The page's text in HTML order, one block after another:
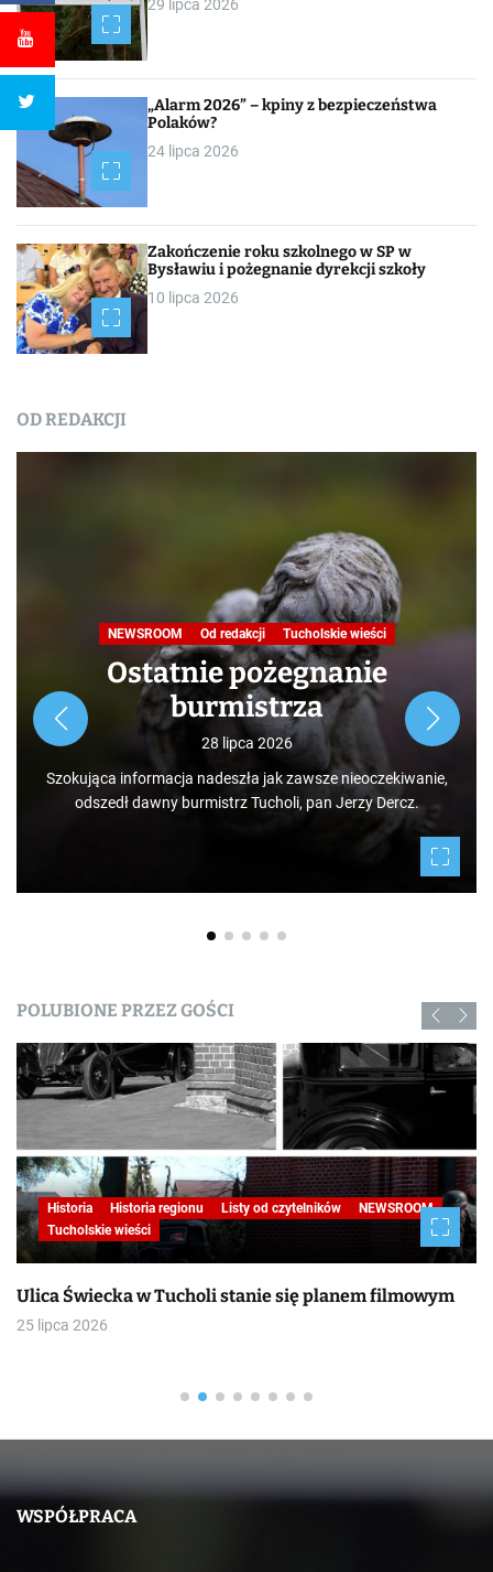
29 lipca 2026
„Alarm 2026” – kpiny z bezpieczeństwa
Polaków?
24 lipca 2026
Zakończenie roku szkolnego w SP w
Bysławiu i pożegnanie dyrekcji szkoły
10 lipca 2026
OD REDAKCJI
NEWSROOM Od redakcji Tucholskie wieści
Ostatnie pożegnanie
burmistrza
28 lipca 2026
Szokująca informacja nadeszła jak zawsze nieoczekiwanie,
odszedł dawny burmistrz Tucholi, pan Jerzy Dercz.
POLUBIONE PRZEZ GOŚCI
Historia Historia regionu Listy od czytelników
NEWSROOM
Tucholskie wieści
Ulica Świecka w Tucholi stanie się planem filmowym
25 lipca 2026
WSPÓŁPRACA